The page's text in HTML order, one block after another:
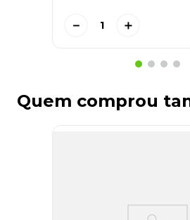
＋
－
Quem comprou